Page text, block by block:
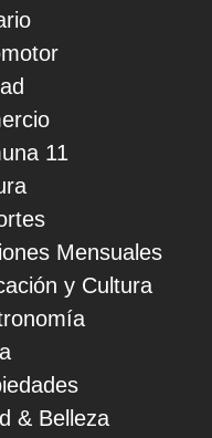
11
Mensuales
y Cultura
& Belleza